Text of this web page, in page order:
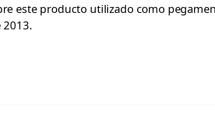
este producto utilizado como
2013.